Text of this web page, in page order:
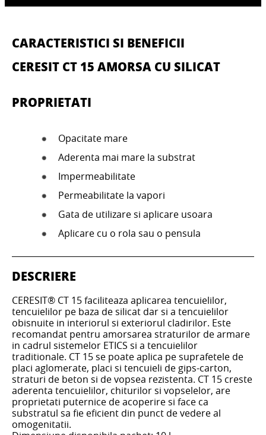
CARACTERISTICI SI BENEFICII
CERESIT CT 15 AMORSA CU SILICAT
PROPRIETATI
Opacitate mare
Aderenta mai mare la substrat
Impermeabilitate
Permeabilitate la vapori
Gata de utilizare si aplicare usoara
Aplicare cu o rola sau o pensula
DESCRIERE
CERESIT® CT 15 faciliteaza aplicarea tencuielilor,
tencuielilor pe baza de silicat dar si a tencuielilor
obisnuite in interiorul si exteriorul cladirilor. Este
recomandat pentru amorsarea straturilor de armare
in cadrul sistemelor ETICS si a tencuielilor
traditionale. CT 15 se poate aplica pe suprafetele de
placi aglomerate, placi si tencuieli de gips-carton,
straturi de beton si de vopsea rezistenta. CT 15 creste
aderenta tencuielilor, chiturilor si vopselelor, are
proprietati puternice de acoperire si face ca
substratul sa fie eficient din punct de vedere al
omogenitatii.